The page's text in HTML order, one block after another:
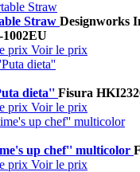
Straw Designworks
prix Voir le prix
dieta'' Fisura
prix Voir le prix
up chef'' multicolor
prix Voir le prix